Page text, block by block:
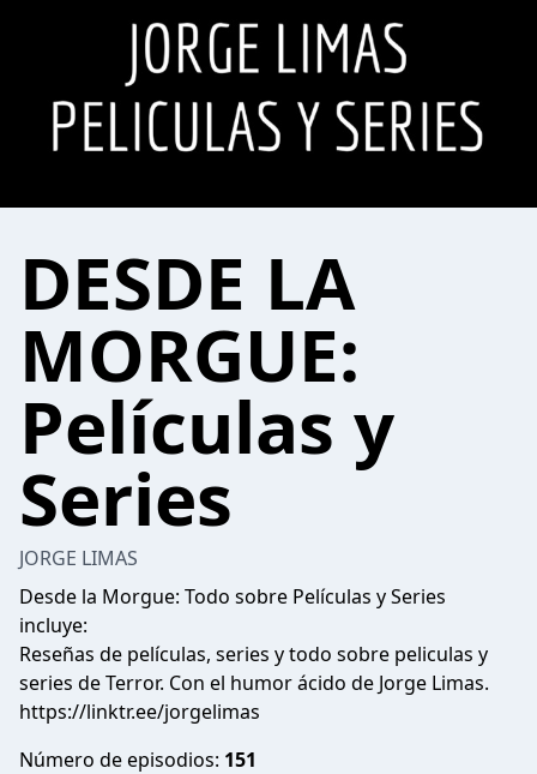
DESDE LA
MORGUE:
Películas y
Series
JORGE LIMAS
Desde la Morgue: Todo sobre Películas y Series
incluye:
Reseñas de películas, series y todo sobre peliculas y
series de Terror. Con el humor ácido de Jorge Limas.
https://linktr.ee/jorgelimas
Número de episodios: 151